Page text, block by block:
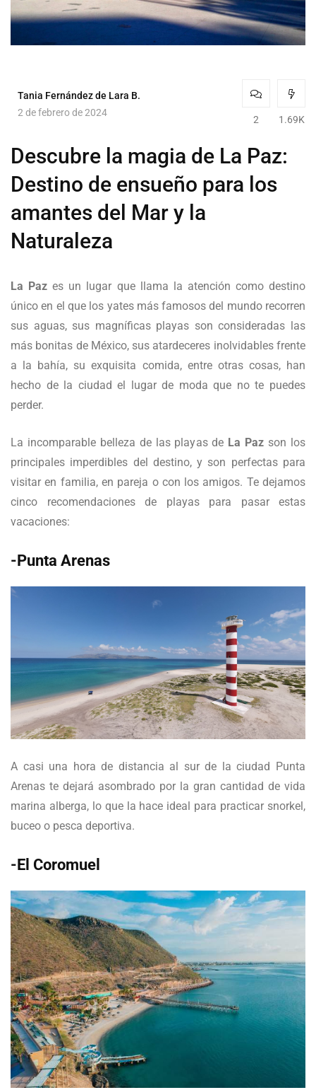
Tania Fernández de Lara B.
2 de febrero de 2024
2 1.69K
Descubre la magia de La Paz:
Destino de ensueño para los
amantes del Mar y la
Naturaleza
La Paz es un lugar que llama la atención como destino
único en el que los yates más famosos del mundo recorren
sus aguas, sus magníficas playas son consideradas las
más bonitas de México, sus atardeceres inolvidables frente
a la bahía, su exquisita comida, entre otras cosas, han
hecho de la ciudad el lugar de moda que no te puedes
perder.
La incomparable belleza de las playas de La Paz son los
principales imperdibles del destino, y son perfectas para
visitar en familia, en pareja o con los amigos. Te dejamos
cinco recomendaciones de playas para pasar estas
vacaciones:
-Punta Arenas
A casi una hora de distancia al sur de la ciudad Punta
Arenas te dejará asombrado por la gran cantidad de vida
marina alberga, lo que la hace ideal para practicar snorkel,
buceo o pesca deportiva.
-El Coromuel